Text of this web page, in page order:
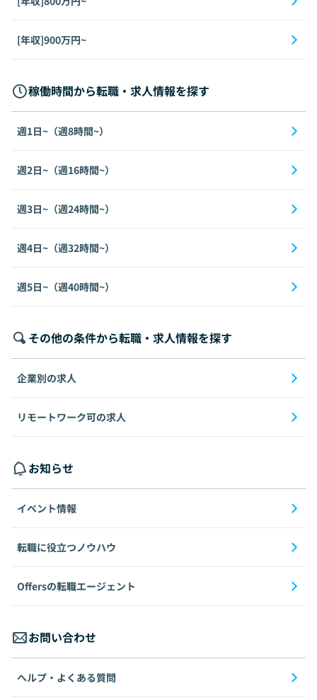
[年収]900万円~
稼働時間から転職・求人情報を探す
週1日~（週8時間~）
週2日~（週16時間~）
週3日~（週24時間~）
週4日~（週32時間~）
週5日~（週40時間~）
その他の条件から転職・求人情報を探す
企業別の求人
リモートワーク可の求人
お知らせ
イベント情報
転職に役立つノウハウ
Offersの転職エージェント
お問い合わせ
ヘルプ・よくある質問